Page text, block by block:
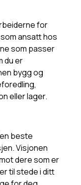
for
ansatt hos
som passer
du er
bygg og
eller lager.
beste
Visjonen
dere som er
til stede i ditt